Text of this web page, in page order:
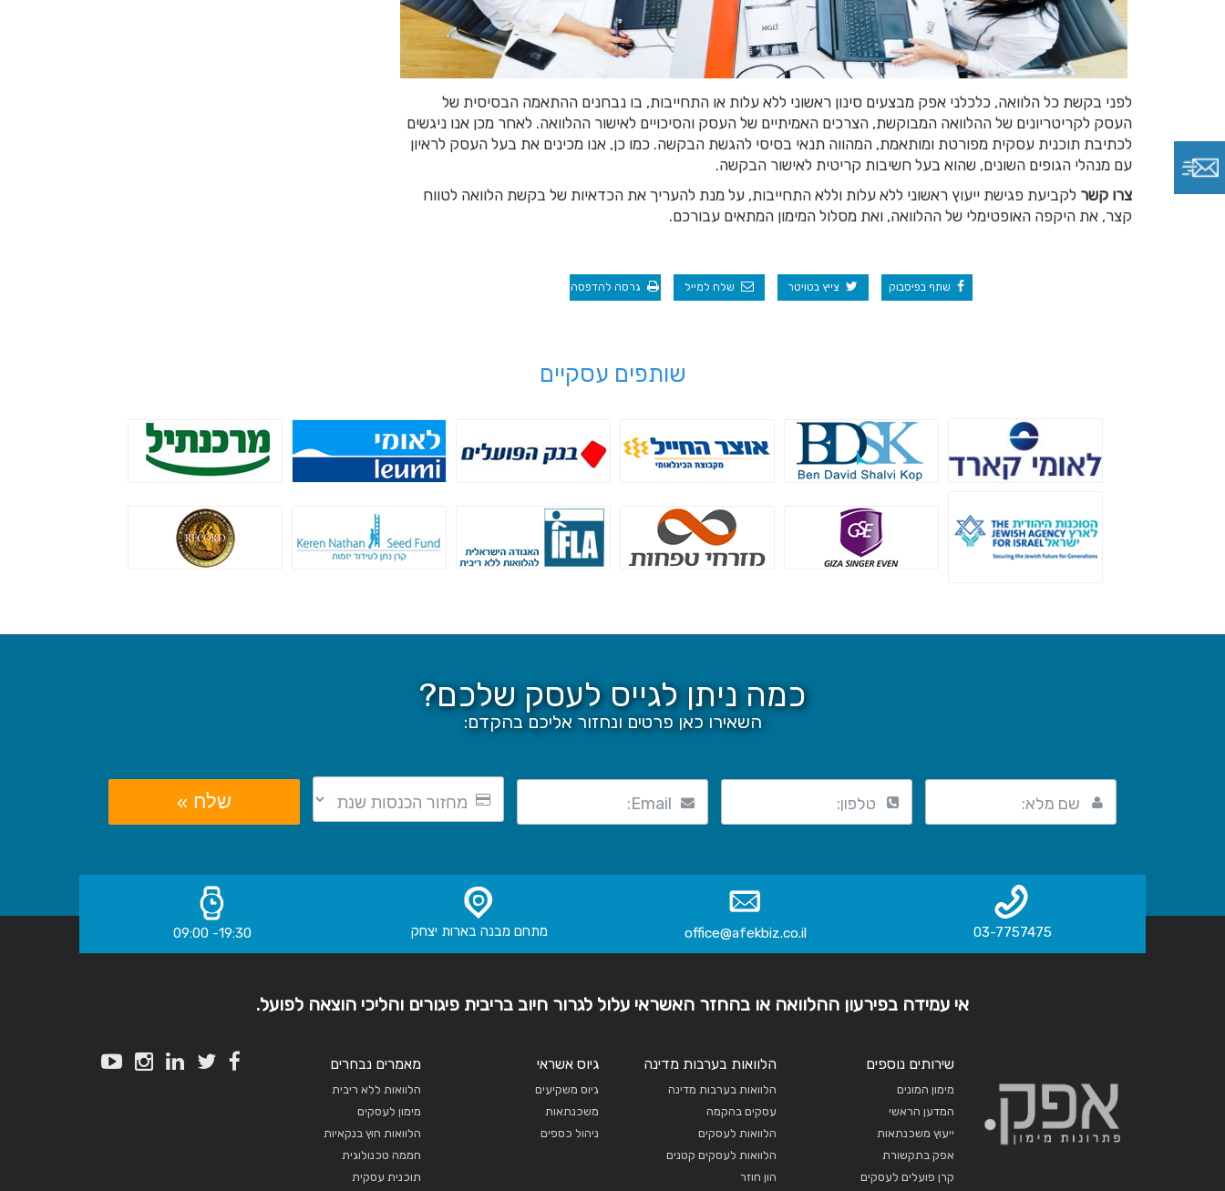
לפני בקשת כל הלוואה, כלכלני אפק מבצעים סינון ראשוני ללא עלות או התחייבות, בו נבחנים ההתאמה הבסיסית של
העסק לקריטריונים של ההלוואה המבוקשת, הצרכים האמיתיים של העסק והסיכויים לאישור ההלוואה. לאחר מכן אנו ניגשים
לכתיבת תוכנית עסקית מפורטת ומותאמת, המהווה תנאי בסיסי להגשת הבקשה. כמו כן, אנו מכינים את בעל העסק לראיון
עם מנהלי הגופים השונים, שהוא בעל חשיבות קריטית לאישור הבקשה.
צרו קשר לקביעת פגישת ייעוץ ראשוני ללא עלות וללא התחייבות, על מנת להעריך את הכדאיות של בקשת הלוואה לטווח
קצר, את היקפה האופטימלי של ההלוואה, ואת מסלול המימון המתאים עבורכם.
שתף בפיסבוק צייץ בטויטר שלח למייל גרסה להדפסה
שותפים עסקיים
לאומי קארד Bdsk
בנק אוצר החייל - מימון
לעסקים
לעסקים
בנק לאומי - הלוואות
בערבות מדינה
בנק מרכנתיל - גיוס אשראי
גיזה זינגר אבן
בנק מזרחי טפחות
קרן נתן - הלוואות ללא
ריבית
רקורד חיתום
כמה ניתן לגייס לעסק שלכם?
השאירו כאן פרטים ונחזור אליכם בהקדם:
שם מלא: טלפון: Email: שלח »
03-7757475
office@afekbiz.co.il מתחם מבנה בארות יצחק 19:30- 09:00
אי עמידה בפירעון ההלוואה או בהחזר האשראי עלול לגרור חיוב בריבית פיגורים והליכי הוצאה לפועל.
שירותים נוספים
מימון המונים
המדען הראשי
ייעוץ משכנתאות
אפק בתקשורת
קרן פועלים לעסקים
הלוואות בערבות מדינה
הלוואות בערבות מדינה
עסקים בהקמה
הלוואות לעסקים
הלוואות לעסקים קטנים
הון חוזר
גיוס אשראי
גיוס משקיעים
משכנתאות
ניהול כספים
מאמרים נבחרים
הלוואות ללא ריבית
מימון לעסקים
הלוואות חוץ בנקאיות
חממה טכנולוגית
תוכנית עסקית